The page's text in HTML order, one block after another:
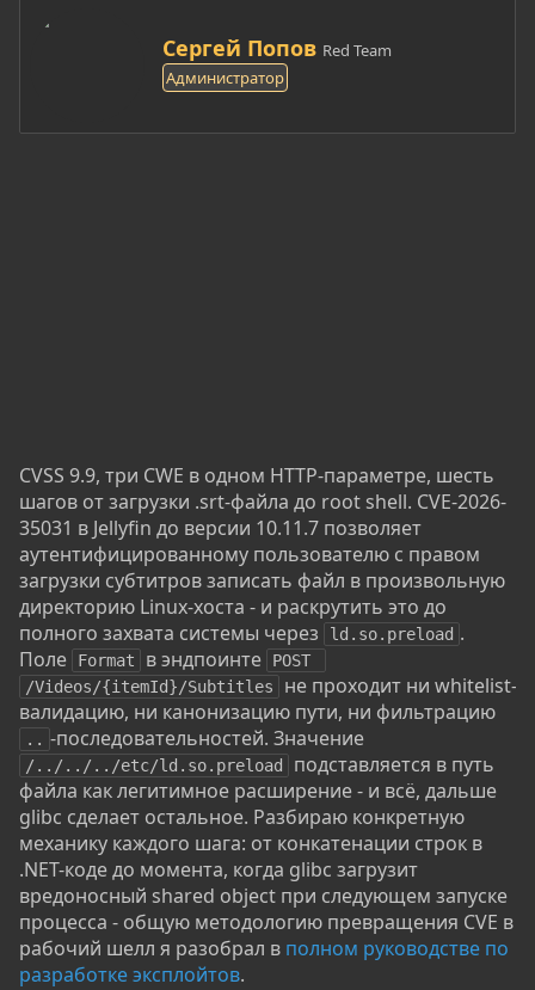
А
в
т
р
Сергей Попов Red Team
Администратор
CVSS 9.9, три CWE в одном HTTP-параметре, шесть
шагов от загрузки .srt-файла до root shell. CVE-2026-
35031 в Jellyfin до версии 10.11.7 позволяет
аутентифицированному пользователю с правом
загрузки субтитров записать файл в произвольную
директорию Linux-хоста - и раскрутить это до
полного захвата системы через
ld.so.preload .
Поле
Format в эндпоинте
POST
/Videos/{itemId}/Subtitles
не проходит ни whitelist-
валидацию, ни канонизацию пути, ни фильтрацию
.. -последовательностей. Значение
/../../../etc/ld.so.preload
подставляется в путь
файла как легитимное расширение - и всё, дальше
glibc сделает остальное. Разбираю конкретную
механику каждого шага: от конкатенации строк в
.NET-коде до момента, когда glibc загрузит
вредоносный shared object при следующем запуске
процесса - общую методологию превращения CVE в
рабочий шелл я разобрал в полном руководстве по
разработке эксплойтов.